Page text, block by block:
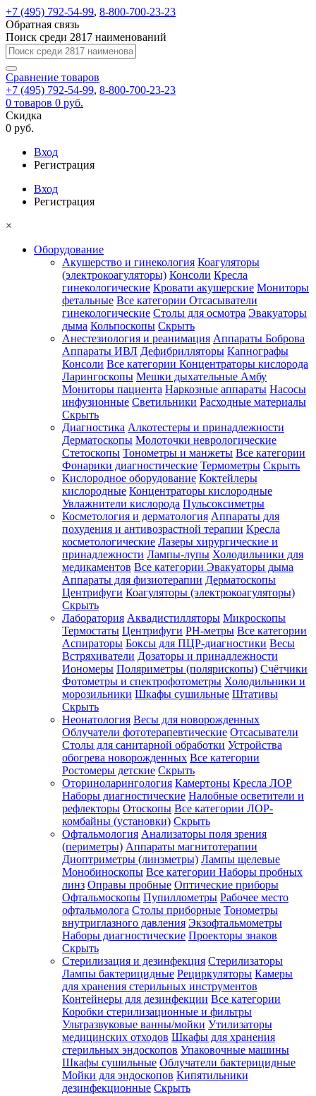
+7 (495) 792-54-99, 8-800-700-23-23
Обратная связь
Поиск среди 2817 наименований
Сравнение товаров
+7 (495) 792-54-99, 8-800-700-23-23
0 товаров 0 руб.
Скидка
0 руб.
Вход
Регистрация
Вход
Регистрация
×
Оборудование
Акушерство и гинекология Коагуляторы
(электрокоагуляторы) Консоли Кресла
гинекологические Кровати акушерские Мониторы
фетальные Все категории Отсасыватели
гинекологические Столы для осмотра Эвакуаторы
дыма Кольпоскопы Скрыть
Анестезиология и реанимация Аппараты Боброва
Аппараты ИВЛ Дефибрилляторы Капнографы
Консоли Все категории Концентраторы кислорода
Ларингоскопы Мешки дыхательные Амбу
Мониторы пациента Наркозные аппараты Насосы
инфузионные Светильники Расходные материалы
Скрыть
Диагностика Алкотестеры и принадлежности
Дерматоскопы Молоточки неврологические
Стетоскопы Тонометры и манжеты Все категории
Фонарики диагностические Термометры Скрыть
Кислородное оборудование Коктейлеры
кислородные Концентраторы кислородные
Увлажнители кислорода Пульсоксиметры
Косметология и дерматология Аппараты для
похудения и антивозрастной терапии Кресла
косметологические Лазеры хирургические и
принадлежности Лампы-лупы Холодильники для
медикаментов Все категории Эвакуаторы дыма
Аппараты для физиотерапии Дерматоскопы
Центрифуги Коагуляторы (электрокоагуляторы)
Скрыть
Лаборатория Аквадистилляторы Микроскопы
Термостаты Центрифуги PH-метры Все категории
Аспираторы Боксы для ПЦР-диагностики Весы
Встряхиватели Дозаторы и принадлежности
Иономеры Поляриметры (полярископы) Счётчики
Фотометры и спектрофотометры Холодильники и
морозильники Шкафы сушильные Штативы
Скрыть
Неонатология Весы для новорожденных
Облучатели фототерапевтические Отсасыватели
Столы для санитарной обработки Устройства
обогрева новорожденных Все категории
Ростомеры детские Скрыть
Оториноларингология Камертоны Кресла ЛОР
Наборы диагностические Налобные осветители и
рефлекторы Отоскопы Все категории ЛОР-
комбайны (установки) Скрыть
Офтальмология Анализаторы поля зрения
(периметры) Аппараты магнитотерапии
Диоптриметры (линзметры) Лампы щелевые
Монобиноскопы Все категории Наборы пробных
линз Оправы пробные Оптические приборы
Офтальмоскопы Пупиллометры Рабочее место
офтальмолога Столы приборные Тонометры
внутриглазного давления Экзофтальмометры
Наборы диагностические Проекторы знаков
Скрыть
Стерилизация и дезинфекция Стерилизаторы
Лампы бактерицидные Рециркуляторы Камеры
для хранения стерильных инструментов
Контейнеры для дезинфекции Все категории
Коробки стерилизационные и фильтры
Ультразвуковые ванны/мойки Утилизаторы
медицинских отходов Шкафы для хранения
стерильных эндоскопов Упаковочные машины
Шкафы сушильные Облучатели бактерицидные
Мойки для эндоскопов Кипятильники
дезинфекционные Скрыть